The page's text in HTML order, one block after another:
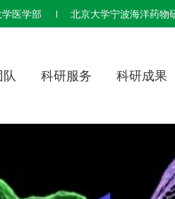
医学部 北京大学宁波海洋药物
科研服务 科研成果